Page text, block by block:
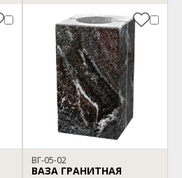
ВГ-05-02
ВАЗА ГРАНИТНАЯ